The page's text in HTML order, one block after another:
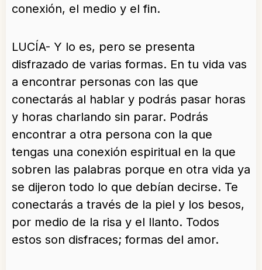
conexión, el medio y el fin.
LUCÍA- Y lo es, pero se presenta
disfrazado de varias formas. En tu vida vas
a encontrar personas con las que
conectarás al hablar y podrás pasar horas
y horas charlando sin parar. Podrás
encontrar a otra persona con la que
tengas una conexión espiritual en la que
sobren las palabras porque en otra vida ya
se dijeron todo lo que debían decirse. Te
conectarás a través de la piel y los besos,
por medio de la risa y el llanto. Todos
estos son disfraces; formas del amor.